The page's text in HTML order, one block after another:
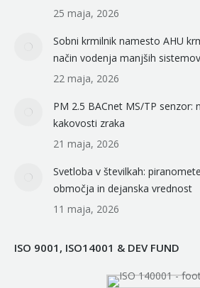
25 maja, 2026
Sobni krmilnik namesto AHU
način vodenja manjših sistemov
22 maja, 2026
PM 2.5 BACnet MS/TP senzor:
kakovosti zraka
21 maja, 2026
Svetloba v številkah:
območja in dejanska vrednost
11 maja, 2026
ISO 9001, ISO14001 & DEV FUND